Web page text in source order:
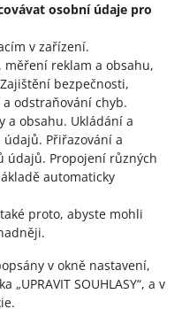
osobní údaje pro
v zařízení.
měření reklam a obsahu,
Zajištění bezpečnosti,
odstraňování chyb.
a obsahu. Ukládání a
údajů. Přiřazování a
údajů. Propojení různých
automaticky
proto, abyste mohli
v okně nastavení,
SOUHLASY“, a v